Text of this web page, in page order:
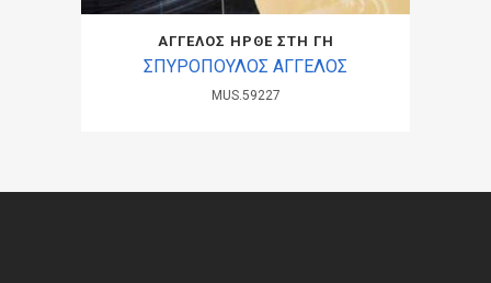
ΑΓΓΕΛΟΣ ΗΡΘΕ ΣΤΗ ΓΗ
ΣΠΥΡΟΠΟΥΛΟΣ ΑΓΓΕΛΟΣ
MUS.59227